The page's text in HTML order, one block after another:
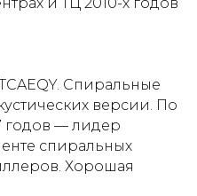
TCAEQY. Спиральные
версии. По
годов — лидер
спиральных
Хорошая